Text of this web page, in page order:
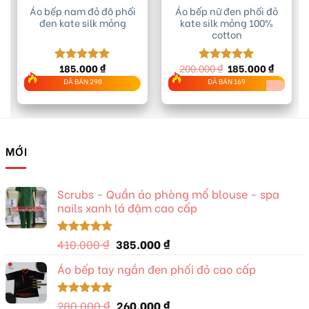
Áo bếp nam đỏ đô phối
đen kate silk mỏng
Được xếp
hạng5.00
5 sao
185.000₫
ĐÃ BÁN 298
Áo bếp nữ đen phối đỏ
kate silk mỏng 100%
cotton
Được xếp
hạng5.00
5 sao
200.000₫ Giá
gốc
là:
200.000 ₫.
185.000₫Giá
hiện
tại
là:
ĐÃ BÁN 169
MỚI
Scrubs - Quần áo phòng mổ blouse - spa
nails xanh lá đậm cao cấp
Được xếp
hạng5.00
5 sao
410.000₫ Giá
là:
385.000₫Giá
tại
385.000 ₫.
Áo bếp tay ngắn đen phối đỏ cao cấp
Được xếp
280.000₫ Giá
260.000₫Giá